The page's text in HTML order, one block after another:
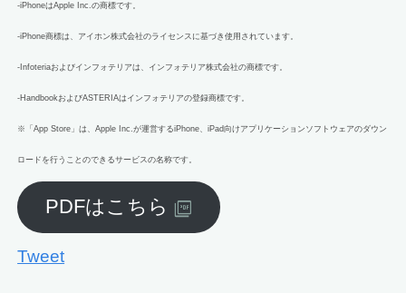
-iPhoneはApple Inc.の商標です。
-iPhone商標は、アイホン株式会社のライセンスに基づき使用されています。
-Infoteriaおよびインフォテリアは、インフォテリア株式会社の商標です。
-HandbookおよびASTERIAはインフォテリアの登録商標です。
※「App Store」は、Apple Inc.が運営するiPhone、iPad向けアプリケーションソフトウェアのダウン
ロードを行うことのできるサービスの名称です。
PDFはこちら
Tweet